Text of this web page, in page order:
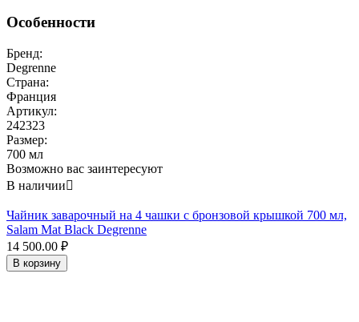
Особенности
Бренд:
Degrenne
Страна:
Франция
Артикул:
242323
Размер:
700 мл
Возможно вас заинтересуют
В наличии
Чайник заварочный на 4 чашки с бронзовой крышкой 700 мл,
Salam Mat Black Degrenne
14 500.00 ₽
В корзину